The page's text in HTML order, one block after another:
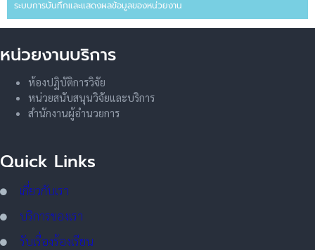
ระบบการบันทึกและแสดงผลข้อมูลของหน่วยงาน
หน่วยงานบริการ
ห้องปฏิบัติการวิจัย
หน่วยสนับสนุนวิจัยและบริการ
สำนักงานผู้อำนวยการ
Quick Links
เกี่ยวกับเรา
บริการของเรา
รับเรื่องร้องเรียน